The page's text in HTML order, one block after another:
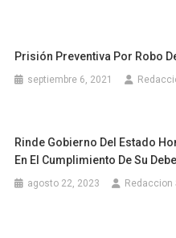
Prisión Preventiva Por Robo
septiembre 6, 2021
Rinde Gobierno Del Estado
En El Cumplimiento De Su
agosto 22, 2023 Redaccion